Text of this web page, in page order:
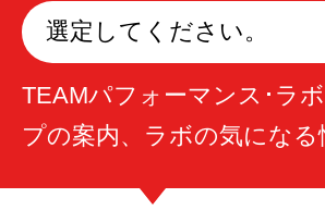
選定してください。
TEAMパフォーマンス･ラ
プの案内、ラボの気にな